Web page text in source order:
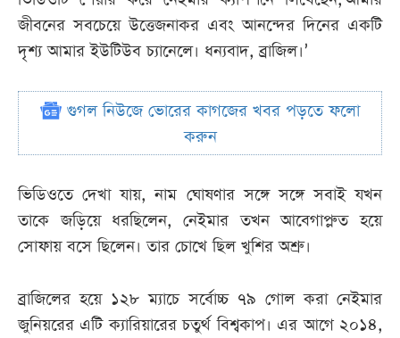
জীবনের সবচেয়ে উত্তেজনাকর এবং আনন্দের দিনের একটি
দৃশ্য আমার ইউটিউব চ্যানেলে। ধন্যবাদ, ব্রাজিল।’
গুগল নিউজে ভোরের কাগজের খবর পড়তে ফলো
করুন
ভিডিওতে দেখা যায়, নাম ঘোষণার সঙ্গে সঙ্গে সবাই যখন
তাকে জড়িয়ে ধরছিলেন, নেইমার তখন আবেগাপ্লুত হয়ে
সোফায় বসে ছিলেন। তার চোখে ছিল খুশির অশ্রু।
ব্রাজিলের হয়ে ১২৮ ম্যাচে সর্বোচ্চ ৭৯ গোল করা নেইমার
জুনিয়রের এটি ক্যারিয়ারের চতুর্থ বিশ্বকাপ। এর আগে ২০১৪,